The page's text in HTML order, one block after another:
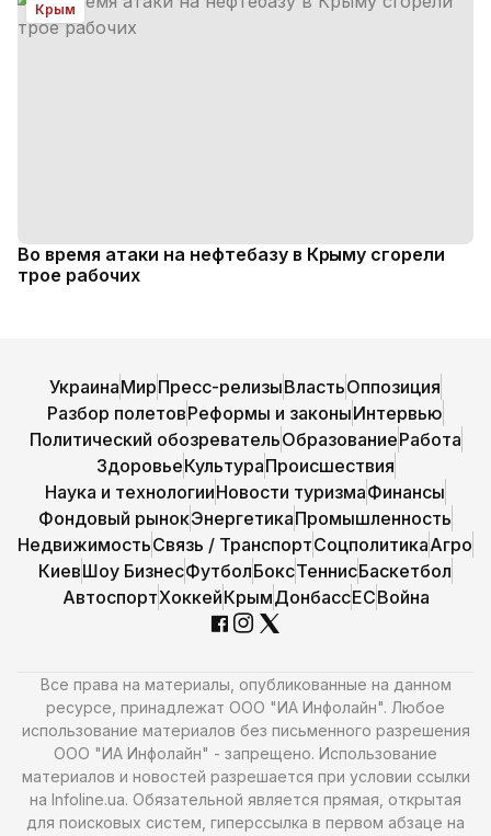
Крым
Во время атаки на нефтебазу в Крыму сгорели
трое рабочих
УкраинаМирПресс-релизыВластьОппозиция
Разбор полетовРеформы и законыИнтервью
Политический обозревательОбразованиеРабота
ЗдоровьеКультураПроисшествия
Наука и технологииНовости туризмаФинансы
Фондовый рынокЭнергетикаПромышленность
НедвижимостьСвязь / ТранспортСоцполитикаАгро
КиевШоу БизнесФутболБоксТеннисБаскетбол
АвтоспортХоккейКрымДонбассЕСВойна
Все права на материалы, опубликованные на данном
ресурсе, принадлежат ООО "ИА Инфолайн". Любое
использование материалов без письменного разрешения
ООО "ИА Инфолайн" - запрещено. Использование
материалов и новостей разрешается при условии ссылки
на Infoline.ua. Обязательной является прямая, открытая
для поисковых систем, гиперссылка в первом абзаце на